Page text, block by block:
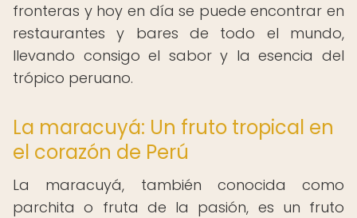
fronteras y hoy en día se puede encontrar en
restaurantes y bares de todo el mundo,
llevando consigo el sabor y la esencia del
trópico peruano.
La maracuyá: Un fruto tropical en
el corazón de Perú
La maracuyá, también conocida como
parchita o fruta de la pasión, es un fruto